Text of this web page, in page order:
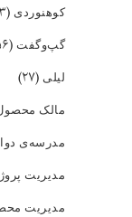
کوهنوردی (۳)
گپ‌و‌گفت (۵۶)
لیلی (۲۷)
مالک
مدرسه‌ی
مدیریت
مدیریت